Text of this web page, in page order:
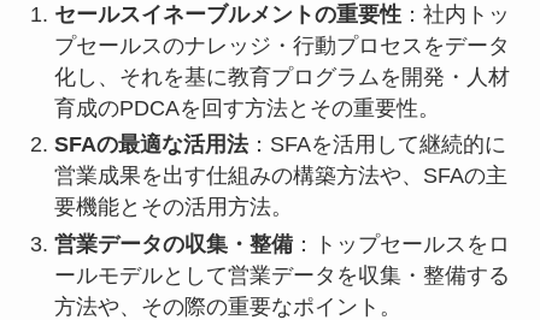
セールスイネーブルメントの重要性：社内トッ
プセールスのナレッジ・行動プロセスをデータ
化し、それを基に教育プログラムを開発・人材
育成のPDCAを回す方法とその重要性。
SFAの最適な活用法：SFAを活用して継続的に
営業成果を出す仕組みの構築方法や、SFAの主
要機能とその活用方法。
営業データの収集・整備：トップセールスをロ
ールモデルとして営業データを収集・整備する
方法や、その際の重要なポイント。